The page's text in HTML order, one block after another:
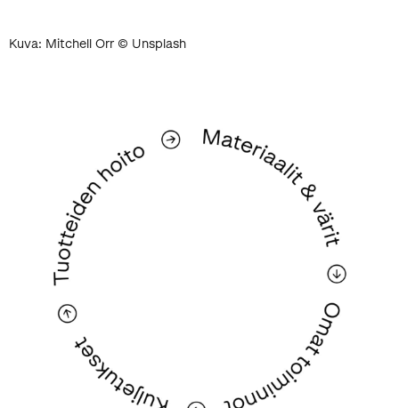
Kuva: Mitchell Orr © Unsplash